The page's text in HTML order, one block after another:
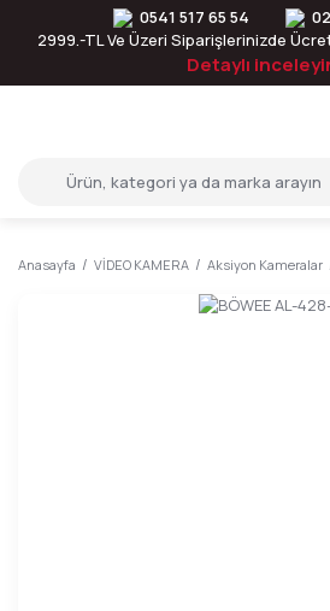
0541 517 65 54
2999.-TL Ve Üzeri Siparişlerinizde
Detaylı
Anasayfa VİDEO KAMERA Aksiyon Kameralar